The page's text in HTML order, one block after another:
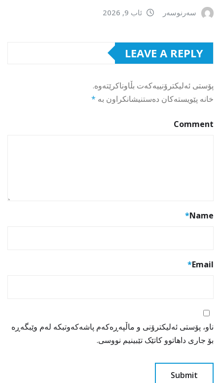
سەرنوسەر ئاب 9, 2026
LEAVE A REPLY
پۆستی ئەلیکترۆنییەکەت بڵاوناکرێتەوە.
خانە پێویستەکان دەستنیشانکراون بە *
Comment
Name
*
Email
*
ناو، پۆستی ئەلیکترۆنی و ماڵپەڕەکەم پاشەکەوتبکە لەم وێبگەڕە
بۆ جاری داهاتوو کاتێک تێبینیم نووسی.